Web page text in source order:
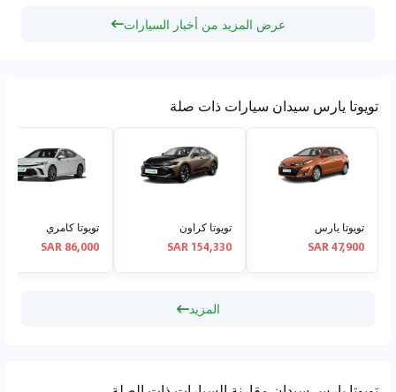
عرض المزيد من أخبار السيارات
تويوتا يارس سيدان سيارات ذات صلة
تويوتا يارس
47,900 SAR
تويوتا كراون
154,330 SAR
تويوتا كامري
86,000 SAR
المزيد